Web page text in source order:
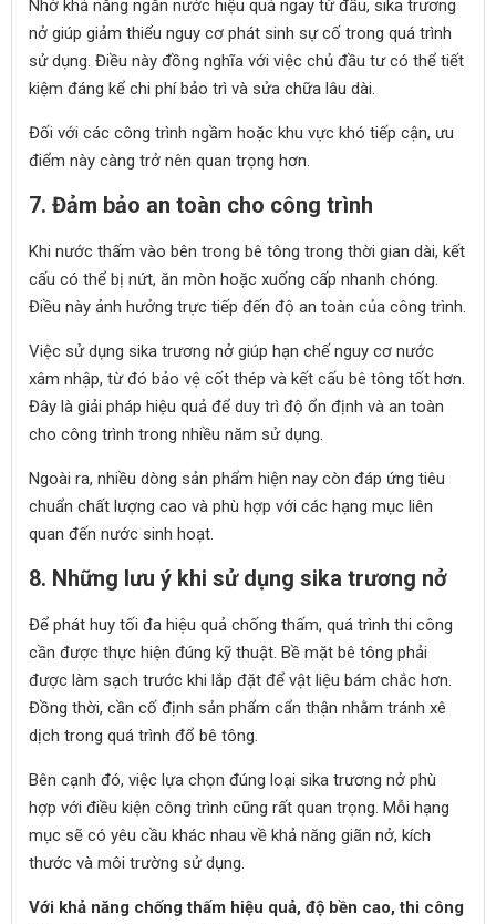
Nhờ khả năng ngăn nước hiệu quả ngay từ đầu, sika trương
nở giúp giảm thiểu nguy cơ phát sinh sự cố trong quá trình
sử dụng. Điều này đồng nghĩa với việc chủ đầu tư có thể tiết
kiệm đáng kể chi phí bảo trì và sửa chữa lâu dài.
Đối với các công trình ngầm hoặc khu vực khó tiếp cận, ưu
điểm này càng trở nên quan trọng hơn.
7. Đảm bảo an toàn cho công trình
Khi nước thấm vào bên trong bê tông trong thời gian dài, kết
cấu có thể bị nứt, ăn mòn hoặc xuống cấp nhanh chóng.
Điều này ảnh hưởng trực tiếp đến độ an toàn của công trình.
Việc sử dụng sika trương nở giúp hạn chế nguy cơ nước
xâm nhập, từ đó bảo vệ cốt thép và kết cấu bê tông tốt hơn.
Đây là giải pháp hiệu quả để duy trì độ ổn định và an toàn
cho công trình trong nhiều năm sử dụng.
Ngoài ra, nhiều dòng sản phẩm hiện nay còn đáp ứng tiêu
chuẩn chất lượng cao và phù hợp với các hạng mục liên
quan đến nước sinh hoạt.
8. Những lưu ý khi sử dụng sika trương nở
Để phát huy tối đa hiệu quả chống thấm, quá trình thi công
cần được thực hiện đúng kỹ thuật. Bề mặt bê tông phải
được làm sạch trước khi lắp đặt để vật liệu bám chắc hơn.
Đồng thời, cần cố định sản phẩm cẩn thận nhằm tránh xê
dịch trong quá trình đổ bê tông.
Bên cạnh đó, việc lựa chọn đúng loại sika trương nở phù
hợp với điều kiện công trình cũng rất quan trọng. Mỗi hạng
mục sẽ có yêu cầu khác nhau về khả năng giãn nở, kích
thước và môi trường sử dụng.
Với khả năng chống thấm hiệu quả, độ bền cao, thi công